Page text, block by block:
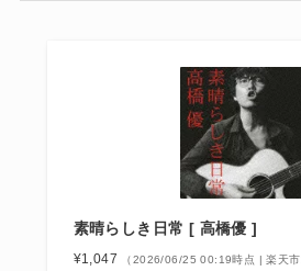
素晴らしき日常 [ 高橋優 ]
¥1,047 （2026/06/25 00:19時点 | 楽天市